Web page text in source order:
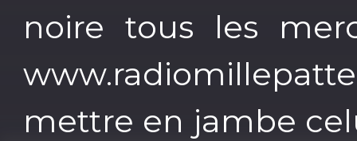
noire tous les
mettre en jambe